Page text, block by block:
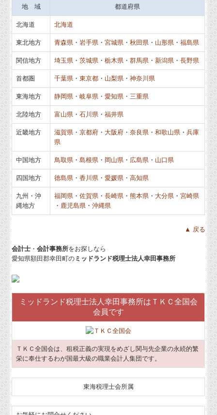
リンク集
お問合せ
補助金・助成金・融資情報
関与先向け融資商品ご紹介
経営者オススメ情報
Q&A経営相談
税務カレンダー
税務Q&A
電子公告はこちら
社長メニューASP版
経営改善計画の策定支援
求人情報
会計士 ・会計事務所をお探しなら
愛知県額田郡幸田町の ミッドランド税理士法人幸田事務所
地 域 都道府県
北海道 北海道
東北地方 青森県 ・岩手県 ・宮城県 ・秋田県 ・ 山形県 ・福島県
関信地方 埼玉県 ・茨城県 ・栃木県 ・群馬県 ・ 新潟県 ・長野県
首都圏 千葉県 ・東京都 ・ 山梨県 ・神奈川県
東海地方 静岡県 ・岐阜県 ・愛知県 ・三重県
北陸地方 富山県 ・石川県 ・福井県
近畿地方 滋賀県 ・京都府 ・ 大阪府 ・奈良県 ・和歌山県 ・兵庫
県
中国地方 鳥取県 ・島根県 ・ 岡山県 ・ 広島県 ・ 山口県
四国地方 徳島県 ・香川県 ・愛媛県 ・高知県
九州・沖
縄地方
福岡県 ・佐賀県 ・長崎県 ・熊本県 ・ 大分県 ・宮崎県
・ 鹿児島県 ・沖縄県
▲ 戻る
ミッドランド税理士法人幸田事務所はＴＫＣ全国会
会員です
ＴＫＣ全国会は、租税正義の実現をめざし関与先企業の永続的繁
栄に奉仕するわが国最大級の職業会計人集団です。
東海税理士会所属